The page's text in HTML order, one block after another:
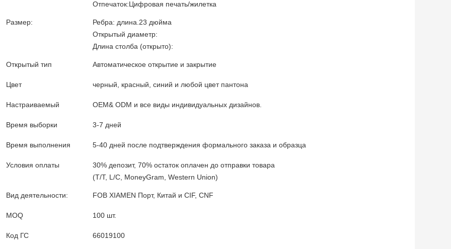
Отпечаток:Цифровая печать/жилетка
Размер:
Ребра: длина.23 дюйма
Открытый диаметр:
Длина столба (открыто):
Открытый тип Автоматическое открытие и закрытие
Цвет черный, красный, синий и любой цвет пантона
Настраиваемый OEM& ODM и все виды индивидуальных дизайнов.
Время выборки 3-7 дней
Время выполнения 5-40 дней после подтверждения формального заказа и образца
Условия оплаты
30% депозит, 70% остаток оплачен до отправки товара
(T/T, L/C, MoneyGram, Western Union)
Вид деятельности: FOB XIAMEN Порт, Китай и CIF, CNF
MOQ 100 шт.
Код ГС 66019100